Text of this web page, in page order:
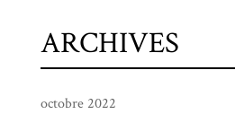
ARCHIVES
octobre 2022